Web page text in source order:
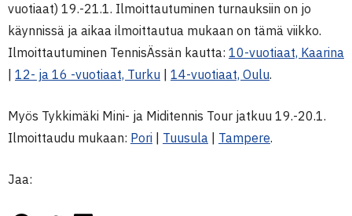
vuotiaat) 19.-21.1. Ilmoittautuminen turnauksiin on jo
käynnissä ja aikaa ilmoittautua mukaan on tämä viikko.
Ilmoittautuminen TennisÄssän kautta: 10-vuotiaat, Kaarina
12- ja 16 -vuotiaat, Turku 14-vuotiaat, Oulu.
Myös Tykkimäki Mini- ja Miditennis Tour jatkuu 19.-20.1.
Ilmoittaudu mukaan: Pori Tuusula Tampere.
Jaa: